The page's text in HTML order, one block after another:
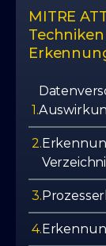
MITRE
1.
2.
3.
4.